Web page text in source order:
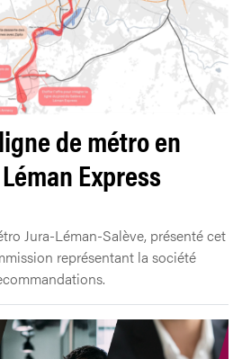
de métro en
Express
représentant la société